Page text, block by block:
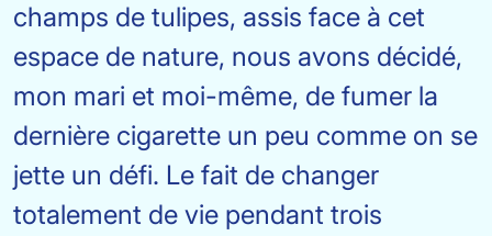
champs de tulipes, assis face à cet
espace de nature, nous avons décidé,
mon mari et moi-même, de fumer la
dernière cigarette un peu comme on se
jette un défi. Le fait de changer
totalement de vie pendant trois